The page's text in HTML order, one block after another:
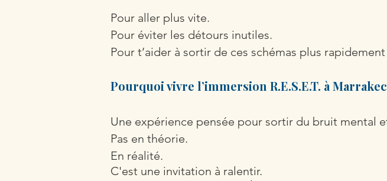
Pour aller plus vite.
Pour éviter les détours inutiles.
Pour t’aider à sortir de ces schémas plus rapidement
Pourquoi vivre l’immersion R.E.S.E.T. à
Une expérience pensée pour sortir du bruit mental
Pas en théorie.
En réalité.
C'est une invitation à ralentir.